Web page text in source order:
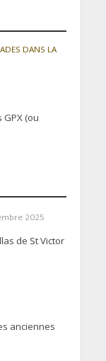
DANS LA
(ou
2025
de St Victor
anciennes